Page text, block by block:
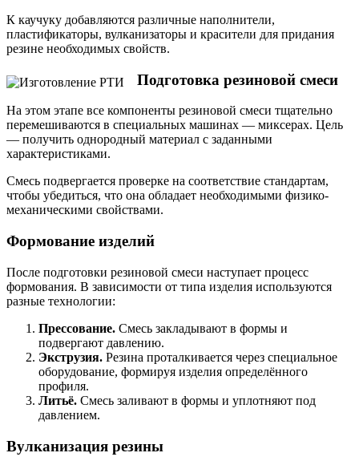
К каучуку добавляются различные наполнители,
пластификаторы, вулканизаторы и красители для придания
резине необходимых свойств.
Подготовка резиновой смеси
На этом этапе все компоненты резиновой смеси тщательно
перемешиваются в специальных машинах — миксерах. Цель
— получить однородный материал с заданными
характеристиками.
Смесь подвергается проверке на соответствие стандартам,
чтобы убедиться, что она обладает необходимыми физико-
механическими свойствами.
Формование изделий
После подготовки резиновой смеси наступает процесс
формования. В зависимости от типа изделия используются
разные технологии:
Прессование. Смесь закладывают в формы и
подвергают давлению.
Экструзия. Резина проталкивается через специальное
оборудование, формируя изделия определённого
профиля.
Литьё. Смесь заливают в формы и уплотняют под
давлением.
Вулканизация резины